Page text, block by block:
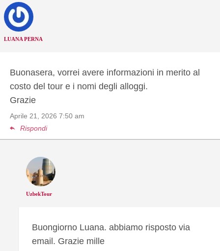
LUANA PERNA
Buonasera, vorrei avere informazioni in merito al
costo del tour e i nomi degli alloggi.
Grazie
Aprile 21, 2026 7:50 am
Rispondi
UzbekTour
Buongiorno Luana. abbiamo risposto via
email. Grazie mille